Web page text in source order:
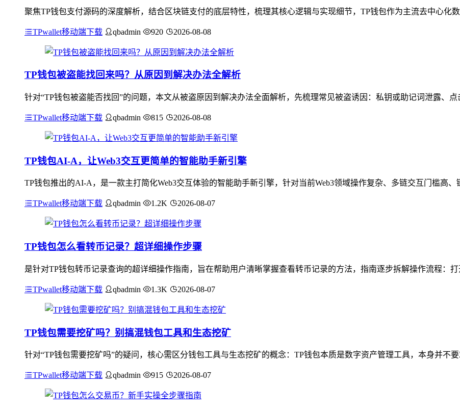
聚焦TP钱包支付源码的深度解析，结合区块链支付的底层特性，梳理其核心逻辑与实现细节，TP钱包作为主流去中心化
TPwallet移动端下载 qbadmin 920 2026-08-08
TP钱包被盗能找回来吗？从原因到解决办法全解析
针对“TP钱包被盗能否找回”的问题，本文从被盗原因到解决办法全面解析，先梳理常见被盗诱因：私钥或助记词泄露、
TPwallet移动端下载 qbadmin 815 2026-08-08
TP钱包AI-A，让Web3交互更简单的智能助手新引擎
TP钱包推出的AI-A，是一款主打简化Web3交互体验的智能助手新引擎，针对当前Web3领域操作复杂、多链交互门槛高
TPwallet移动端下载 qbadmin 1.2K 2026-08-07
TP钱包怎么看转币记录？超详细操作步骤
是针对TP钱包转币记录查询的超详细操作指南，旨在帮助用户清晰掌握查看转币记录的方法，指南逐步拆解操作流程：
TPwallet移动端下载 qbadmin 1.3K 2026-08-07
TP钱包需要挖矿吗？别搞混钱包工具和生态挖矿
针对“TP钱包需要挖矿吗”的疑问，核心需区分钱包工具与生态挖矿的概念：TP钱包本质是数字资产管理工具，本身并不
TPwallet移动端下载 qbadmin 915 2026-08-07